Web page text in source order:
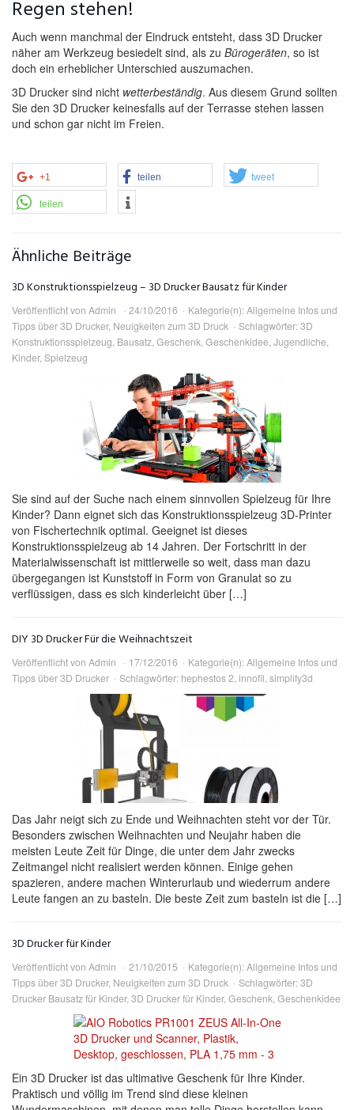
Regen stehen!
Auch wenn manchmal der Eindruck entsteht, dass 3D Drucker
näher am Werkzeug besiedelt sind, als zu Bürogeräten, so ist
doch ein erheblicher Unterschied auszumachen.
3D Drucker sind nicht wetterbeständig. Aus diesem Grund sollten
Sie den 3D Drucker keinesfalls auf der Terrasse stehen lassen
und schon gar nicht im Freien.
+1 teilen tweet
teilen
Ähnliche Beiträge
3D Konstruktionsspielzeug – 3D Drucker Bausatz für Kinder
Veröffentlicht von Admin 24/10/2016 Kategorie(n):Allgemeine Infos und
Tipps über 3D Drucker, Neuigkeiten zum 3D Druck Schlagwörter:3D
Konstruktionsspielzeug, Bausatz, Geschenk, Geschenkidee, Jugendliche,
Kinder, Spielzeug
Sie sind auf der Suche nach einem sinnvollen Spielzeug für Ihre
Kinder? Dann eignet sich das Konstruktionsspielzeug 3D-Printer
von Fischertechnik optimal. Geeignet ist dieses
Konstruktionsspielzeug ab 14 Jahren. Der Fortschritt in der
Materialwissenschaft ist mittlerweile so weit, dass man dazu
übergegangen ist Kunststoff in Form von Granulat so zu
verflüssigen, dass es sich kinderleicht über […]
DIY 3D Drucker Für die Weihnachtszeit
Veröffentlicht von Admin 17/12/2016 Kategorie(n):Allgemeine Infos und
Tipps über 3D Drucker
Schlagwörter: hephestos 2, innofil, simplify3d
Das Jahr neigt sich zu Ende und Weihnachten steht vor der Tür.
Besonders zwischen Weihnachten und Neujahr haben die
meisten Leute Zeit für Dinge, die unter dem Jahr zwecks
Zeitmangel nicht realisiert werden können. Einige gehen
spazieren, andere machen Winterurlaub und wiederrum andere
Leute fangen an zu basteln. Die beste Zeit zum basteln ist die […]
3D Drucker für Kinder
Veröffentlicht von Admin 21/10/2015 Kategorie(n):Allgemeine Infos und
Tipps über 3D Drucker, Neuigkeiten zum 3D Druck Schlagwörter:3D
Drucker Bausatz für Kinder, 3D Drucker für Kinder, Geschenk, Geschenkidee
Ein 3D Drucker ist das ultimative Geschenk für Ihre Kinder.
Praktisch und völlig im Trend sind diese kleinen